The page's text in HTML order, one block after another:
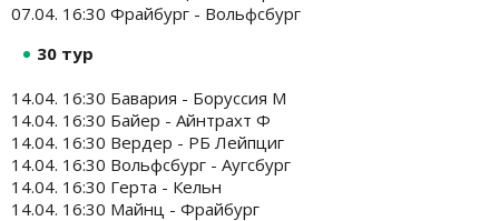
07.04. 16:30 Фрайбург - Вольфсбург
30 тур
14.04. 16:30 Бавария - Боруссия М
14.04. 16:30 Байер - Айнтрахт Ф
14.04. 16:30 Вердер - РБ Лейпциг
14.04. 16:30 Вольфсбург - Аугсбург
14.04. 16:30 Герта - Кельн
14.04. 16:30 Майнц - Фрайбург